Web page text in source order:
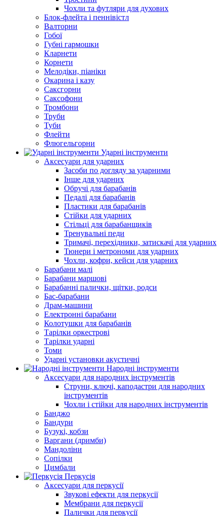
Чохли та футляри для духових
Блок-флейта і пеннівістл
Валторни
Гобої
Губні гармошки
Кларнети
Корнети
Мелодіки, піаніки
Окарина і казу
Саксгорни
Саксофони
Тромбони
Труби
Туби
Флейти
Флюгельгорни
Ударні інструменти
Аксесуари для ударних
Засоби по догляду за ударними
Інше для ударних
Обручі для барабанів
Педалі для барабанів
Пластики для барабанів
Стійки для ударних
Стільці для барабанщиків
Тренувальні педи
Тримачі, перехідники, затискачі для ударних
Тюнери і метрономи для ударних
Чохли, кофри, кейси для ударних
Барабани малі
Барабани маршові
Барабанні палички, щітки, родси
Бас-барабани
Драм-машини
Електронні барабани
Колотушки для барабанів
Тарілки оркестрові
Тарілки ударні
Томи
Ударні установки акустичні
Народні інструменти
Аксесуари для народних інструментів
Струни, ключі, каподастри для народних
інструментів
Чохли і стійки для народних інструментів
Банджо
Бандури
Бузукі, кобзи
Варгани (дримби)
Мандоліни
Сопілки
Цимбали
Перкусія
Аксесуари для перкусії
Звукові ефекти для перкусії
Мембрани для перкусії
Палички для перкусії